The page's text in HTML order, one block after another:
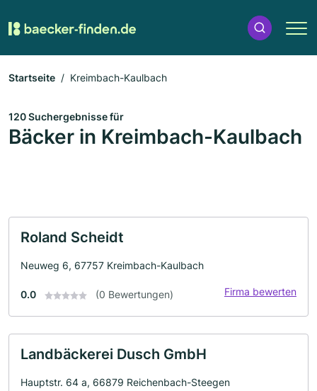
Startseite Kreimbach-Kaulbach
120 Suchergebnisse für
Bäcker in Kreimbach-Kaulbach
Roland Scheidt
Neuweg 6, 67757 Kreimbach-Kaulbach
0.0 (0 Bewertungen) Firma bewerten
Landbäckerei Dusch GmbH
Hauptstr. 64 a, 66879 Reichenbach-Steegen